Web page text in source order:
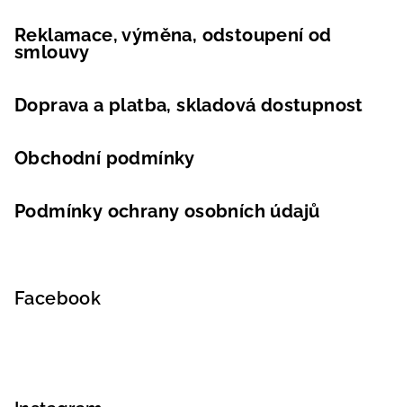
Reklamace, výměna, odstoupení od
smlouvy
Doprava a platba, skladová dostupnost
Obchodní podmínky
Podmínky ochrany osobních údajů
Facebook